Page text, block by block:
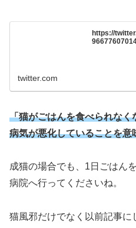
https://
twitter.com
「猫がごはんを食べられな
病気が悪化していることを意
成猫の場合でも、1日ごはん
病院へ行ってくださいね。
猫風邪だけでなく以前記事に